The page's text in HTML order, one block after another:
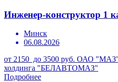
Инженер-конструктор 1
Минск
06.08.2026
от 2150 до 3500 руб. ОАО "МАЗ"
холдинга "БЕЛАВТОМАЗ"
Подробнее